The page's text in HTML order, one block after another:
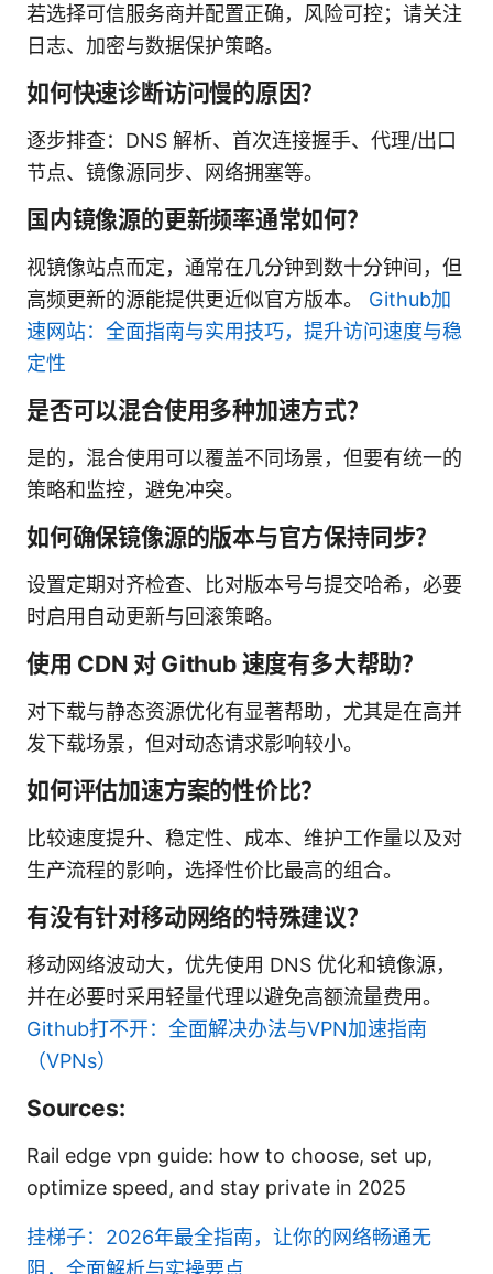
若选择可信服务商并配置正确，风险可控；请关注
日志、加密与数据保护策略。
如何快速诊断访问慢的原因？
逐步排查：DNS 解析、首次连接握手、代理/出口
节点、镜像源同步、网络拥塞等。
国内镜像源的更新频率通常如何？
视镜像站点而定，通常在几分钟到数十分钟间，但
高频更新的源能提供更近似官方版本。 Github加
速网站：全面指南与实用技巧，提升访问速度与稳
定性
是否可以混合使用多种加速方式？
是的，混合使用可以覆盖不同场景，但要有统一的
策略和监控，避免冲突。
如何确保镜像源的版本与官方保持同步？
设置定期对齐检查、比对版本号与提交哈希，必要
时启用自动更新与回滚策略。
使用 CDN 对 Github 速度有多大帮助？
对下载与静态资源优化有显著帮助，尤其是在高并
发下载场景，但对动态请求影响较小。
如何评估加速方案的性价比？
比较速度提升、稳定性、成本、维护工作量以及对
生产流程的影响，选择性价比最高的组合。
有没有针对移动网络的特殊建议？
移动网络波动大，优先使用 DNS 优化和镜像源，
并在必要时采用轻量代理以避免高额流量费用。
Github打不开：全面解决办法与VPN加速指南
（VPNs）
Sources:
Rail edge vpn guide: how to choose, set up,
optimize speed, and stay private in 2025
挂梯子：2026年最全指南，让你的网络畅通无
阻，全面解析与实操要点